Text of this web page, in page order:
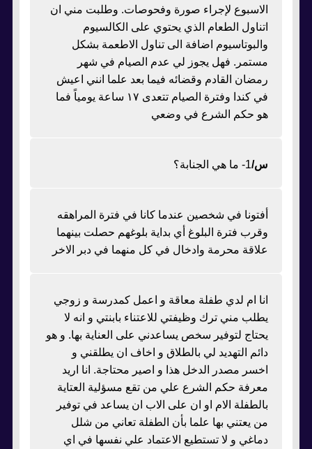
الاسبوع لإجراء صورة وفحوصات. وطلبت مني ان
اتناول الطعام الذي يحتوي على الكالسيوم
والبوتاسيوم اضافة الى تناول الاطعمة بشكل
مستمر. فهل يجوز لي عدم الصيام في شهر
رمضان القادم وقضائه فيما بعد علما انني اعيش
في كندا وفترة الصيام تتعدى ١٧ ساعة يومياً فما
هو حكم الشرع في وضعي
س/1- ما هي الجنابة؟
أفتونا في شخصين عندما كانا في فترة المراهقه
وقرب فترة البلوغ أي بداية بلوغهم حصلت بينهما
علاقة محرمة وادخال في كل منهما في دبر الاخر
انا ام لدي طفلة معاقة و اعمل كمدرسة و زوجي
يطلب مني ترك وظيفتي للاعتناء بابنتي و انه لا
يحتاج لتوفير سخص يساعدني على العناية بها. و هو
دائم التهديد لي بالطلاق و اخاف ان يطلقني و
اخسر مصدر الدخل هذا و اصير محتاجة. انا اريد
معرفة حكم الشرع علي من تقع مسؤلية العتاية
بالطفلة الام او ان على الاب ان يساعد في توفير
من يعتني بها علما بأن الطفلة تعاني من شلل
دماغي و لا تستطيع الاعتماد علي نفسها في اي